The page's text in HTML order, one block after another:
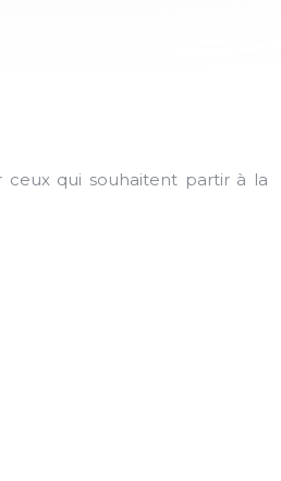
ceux qui souhaitent partir à la